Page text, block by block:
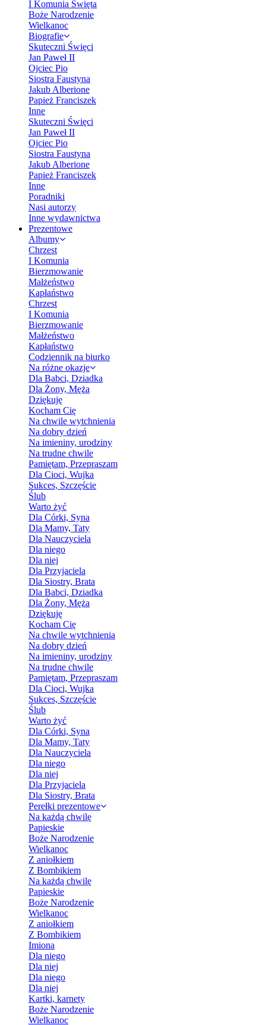
I Komunia Święta
Boże Narodzenie
Wielkanoc
Biografie
Skuteczni Święci
Jan Paweł II
Ojciec Pio
Siostra Faustyna
Jakub Alberione
Papież Franciszek
Inne
Skuteczni Święci
Jan Paweł II
Ojciec Pio
Siostra Faustyna
Jakub Alberione
Papież Franciszek
Inne
Poradniki
Nasi autorzy
Inne wydawnictwa
Prezentowe
Albumy
Chrzest
I Komunia
Bierzmowanie
Małżeństwo
Kapłaństwo
Chrzest
I Komunia
Bierzmowanie
Małżeństwo
Kapłaństwo
Codziennik na biurko
Na różne okazje
Dla Babci, Dziadka
Dla Żony, Męża
Dziękuję
Kocham Cię
Na chwile wytchnienia
Na dobry dzień
Na imieniny, urodziny
Na trudne chwile
Pamiętam, Przepraszam
Dla Cioci, Wujka
Sukces, Szczęście
Ślub
Warto żyć
Dla Córki, Syna
Dla Mamy, Taty
Dla Nauczyciela
Dla niego
Dla niej
Dla Przyjaciela
Dla Siostry, Brata
Dla Babci, Dziadka
Dla Żony, Męża
Dziękuję
Kocham Cię
Na chwile wytchnienia
Na dobry dzień
Na imieniny, urodziny
Na trudne chwile
Pamiętam, Przepraszam
Dla Cioci, Wujka
Sukces, Szczęście
Ślub
Warto żyć
Dla Córki, Syna
Dla Mamy, Taty
Dla Nauczyciela
Dla niego
Dla niej
Dla Przyjaciela
Dla Siostry, Brata
Perełki prezentowe
Na każdą chwilę
Papieskie
Boże Narodzenie
Wielkanoc
Z aniołkiem
Z Bombikiem
Na każdą chwilę
Papieskie
Boże Narodzenie
Wielkanoc
Z aniołkiem
Z Bombikiem
Imiona
Dla niego
Dla niej
Dla niego
Dla niej
Kartki, karnety
Boże Narodzenie
Wielkanoc